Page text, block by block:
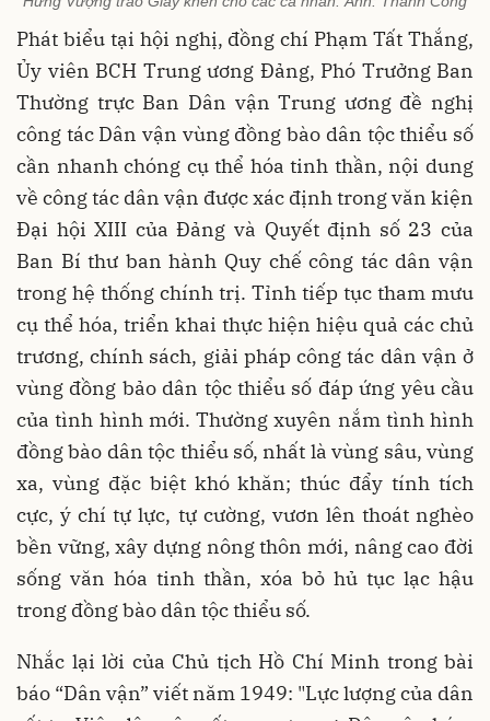
Phát biểu tại hội nghị, đồng chí Phạm Tất Thắng,
Ủy viên BCH Trung ương Đảng, Phó Trưởng Ban
Thường trực Ban Dân vận Trung ương đề nghị
công tác Dân vận vùng đồng bào dân tộc thiểu số
cần nhanh chóng cụ thể hóa tinh thần, nội dung
về công tác dân vận được xác định trong văn kiện
Đại hội XIII của Đảng và Quyết định số 23 của
Ban Bí thư ban hành Quy chế công tác dân vận
trong hệ thống chính trị. Tỉnh tiếp tục tham mưu
cụ thể hóa, triển khai thực hiện hiệu quả các chủ
trương, chính sách, giải pháp công tác dân vận ở
vùng đồng bảo dân tộc thiểu số đáp ứng yêu cầu
của tình hình mới. Thường xuyên nắm tình hình
đồng bào dân tộc thiểu số, nhất là vùng sâu, vùng
xa, vùng đặc biệt khó khăn; thúc đẩy tính tích
cực, ý chí tự lực, tự cường, vươn lên thoát nghèo
bền vững, xây dựng nông thôn mới, nâng cao đời
sống văn hóa tinh thần, xóa bỏ hủ tục lạc hậu
trong đồng bào dân tộc thiểu số.
Nhắc lại lời của Chủ tịch Hồ Chí Minh trong bài
báo “Dân vận” viết năm 1949: "Lực lượng của dân